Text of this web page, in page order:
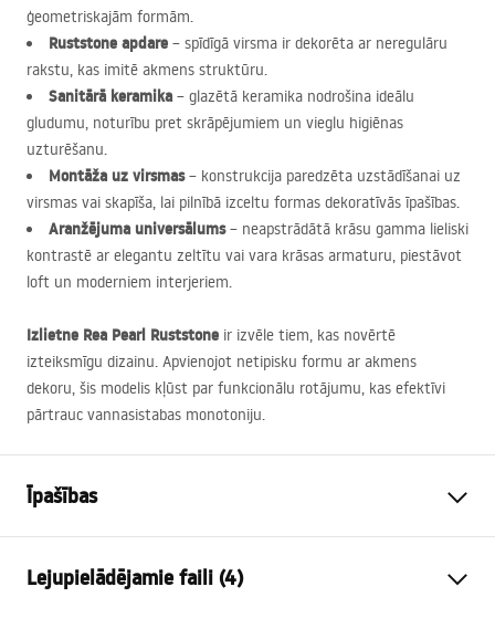
ģeometriskajām formām.
Ruststone apdare – spīdīgā virsma ir dekorēta ar neregulāru
rakstu, kas imitē akmens struktūru.
Sanitārā keramika – glazētā keramika nodrošina ideālu
gludumu, noturību pret skrāpējumiem un vieglu higiēnas
uzturēšanu.
Montāža uz virsmas– konstrukcija paredzēta uzstādīšanai uz
virsmas vai skapīša, lai pilnībā izceltu formas dekoratīvās īpašības.
Aranžējuma universālums– neapstrādātā krāsu gamma lieliski
kontrastē ar elegantu zeltītu vai vara krāsas armaturu, piestāvot
loft un moderniem interjeriem.
Izlietne Rea Pearl Ruststone ir izvēle tiem, kas novērtē
izteiksmīgu dizainu. Apvienojot netipisku formu ar akmens
dekoru, šis modelis kļūst par funkcionālu rotājumu, kas efektīvi
pārtrauc vannasistabas monotoniju.
Īpašības
Materiāls
Lejupielādējamie faili (4)